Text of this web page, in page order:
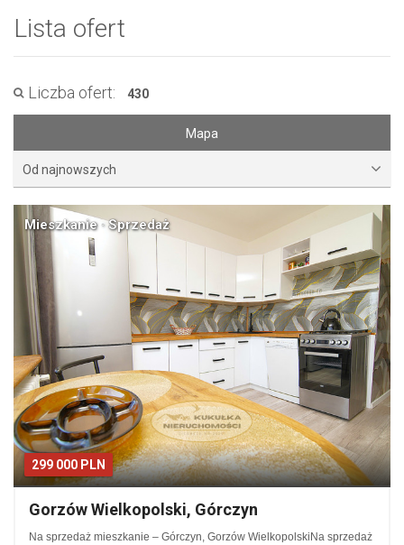
Lista ofert
Liczba ofert: 430
Mapa
Od najnowszych
299 000 PLN
Mieszkanie · Sprzedaż
Gorzów Wielkopolski, Górczyn
Na sprzedaż mieszkanie – Górczyn, Gorzów WielkopolskiNa sprzedaż